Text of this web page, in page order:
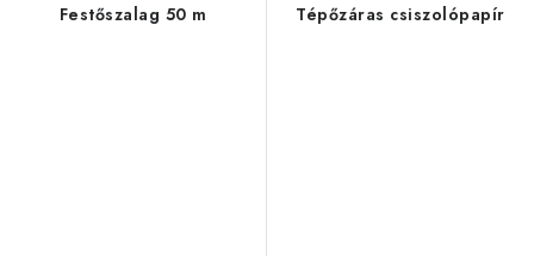
Festőszalag 50 m Tépőzáras csiszolópapír